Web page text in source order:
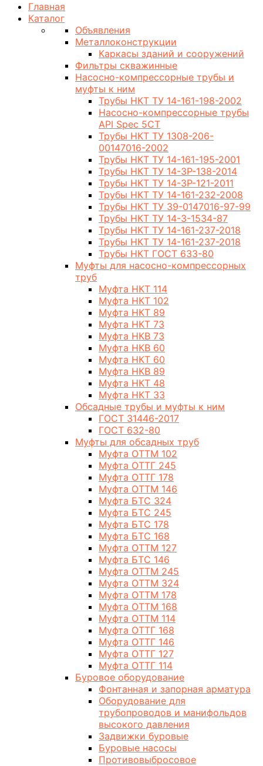
Главная
Каталог
Объявления
Металлоконструкции
Каркасы зданий и сооружений
Фильтры скважинные
Насосно-компрессорные трубы и
муфты к ним
Трубы НКТ ТУ 14-161-198-2002
Насосно-компрессорные трубы
API Spec 5CT
Трубы НКТ ТУ 1308-206-
00147016-2002
Трубы НКТ ТУ 14-161-195-2001
Трубы НКТ ТУ 14-3Р-138-2014
Трубы НКТ ТУ 14-3Р-121-2011
Трубы НКТ ТУ 14-161-232-2008
Трубы НКТ ТУ 39-0147016-97-99
Трубы НКТ ТУ 14-3-1534-87
Трубы НКТ ТУ 14-161-237-2018
Трубы НКТ ТУ 14-161-237-2018
Трубы НКТ ГОСТ 633-80
Муфты для насосно-компрессорных
труб
Муфта НКТ 114
Муфта НКТ 102
Муфта НКТ 89
Муфта НКТ 73
Муфта НКВ 73
Муфта НКВ 60
Муфта НКТ 60
Муфта НКВ 89
Муфта НКТ 48
Муфта НКТ 33
Обсадные трубы и муфты к ним
ГОСТ 31446-2017
ГОСТ 632-80
Муфты для обсадных труб
Муфта ОТТМ 102
Муфта ОТТГ 245
Муфта ОТТГ 178
Муфта ОТТМ 146
Муфта БТС 324
Муфта БТС 245
Муфта БТС 178
Муфта БТС 168
Муфта ОТТМ 127
Муфта БТС 146
Муфта ОТТМ 245
Муфта ОТТМ 324
Муфта ОТТМ 178
Муфта ОТТМ 168
Муфта ОТТМ 114
Муфта ОТТГ 168
Муфта ОТТГ 146
Муфта ОТТГ 127
Муфта ОТТГ 114
Буровое оборудование
Фонтанная и запорная арматура
Оборудование для
трубопроводов и манифольдов
высокого давления
Задвижки буровые
Буровые насосы
Противовыбросовое